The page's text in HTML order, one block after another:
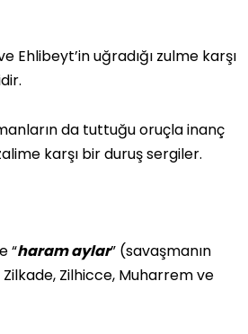
Ehlibeyt’in uğradığı zulme karşı
da tuttuğu oruçla inanç
karşı bir duruş sergiler.
“haram aylar” (savaşmanın
Zilhicce, Muharrem ve